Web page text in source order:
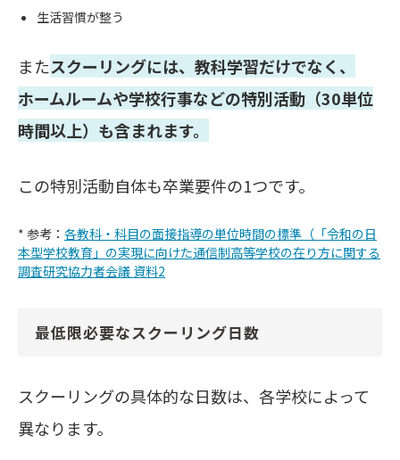
生活習慣が整う
またスクーリングには、教科学習だけでなく、
ホームルームや学校行事などの特別活動（30単位
時間以上）も含まれます。
この特別活動自体も卒業要件の1つです。
* 参考： 各教科・科目の面接指導の単位時間の標準（「令和の日
本型学校教育」の実現に向けた通信制高等学校の在り方に関する
調査研究協力者会議 資料2
最低限必要なスクーリング日数
スクーリングの具体的な日数は、各学校によって
異なります。